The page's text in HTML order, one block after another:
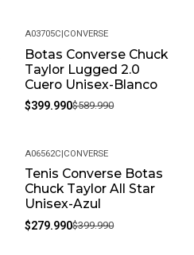
-32%
A03705C|CONVERSE
Botas Converse Chuck
Taylor Lugged 2.0
Cuero Unisex-Blanco
$399.990$589.990
-30%
A06562C|CONVERSE
Tenis Converse Botas
Chuck Taylor All Star
Unisex-Azul
$279.990$399.990